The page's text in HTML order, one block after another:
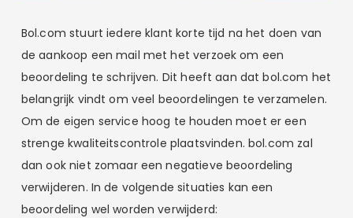
Bol.com stuurt iedere klant korte tijd na het doen van
de aankoop een mail met het verzoek om een
beoordeling te schrijven. Dit heeft aan dat bol.com het
belangrijk vindt om veel beoordelingen te verzamelen.
Om de eigen service hoog te houden moet er een
strenge kwaliteitscontrole plaatsvinden. bol.com zal
dan ook niet zomaar een negatieve beoordeling
verwijderen. In de volgende situaties kan een
beoordeling wel worden verwijderd: